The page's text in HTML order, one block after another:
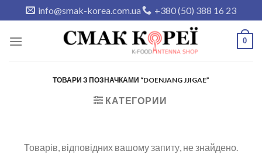
to
content
info@smak-korea.com.ua +380 (50) 388 16 23
0
ТОВАРИ З ПОЗНАЧКАМИ “DOENJANG JJIGAE”
КАТЕГОРИИ
Товарів, відповідних вашому запиту, не знайдено.